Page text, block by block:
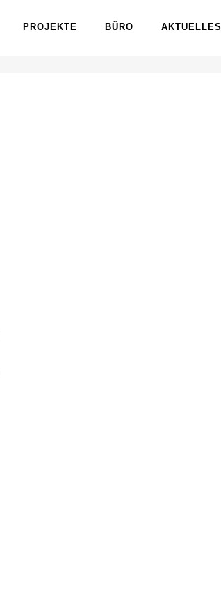
PROJEKTE BÜRO AKTUELLES